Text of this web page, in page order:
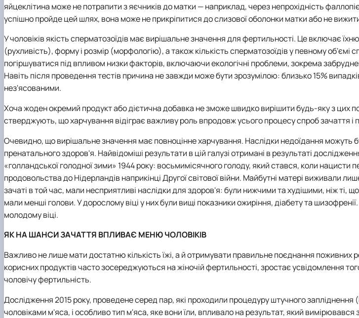
яйцеклітина може не потрапити з яєчників до матки — наприклад, через непрохідність
успішно пройде цей шлях, вона може не прикріпитися до слизової оболонки матки або не
У чоловіків якість сперматозоїдів має вирішальне значення для фертильності. Це включає
(рухливість), форму і розмір (морфологію), а також кількість сперматозоїдів у певному об'ємі
погіршуватися під впливом низки факторів, включаючи екологічні проблеми, зокрема
Навіть після проведення тестів причина не завжди може бути зрозумілою: близько 15%
нез'ясованими.
Хоча жоден окремий продукт або дієтична добавка не зможе швидко вирішити будь-яку з цих
стверджують, що харчування відіграє важливу роль впродовж усього процесу спроб зачаття і
Очевидно, що вирішальне значення має повноцінне харчування. Наслідки недоїдання можуть
пренатального здоров'я. Найвідоміші результати в цій галузі отримані в результаті
«голландської голодної зими» 1944 року: восьмимісячного голоду, який стався, коли нацисти
продовольства до Нідерландів наприкінці Другої світової війни. Майбутні матері виживали
зачаті в той час, мали несприятливі наслідки для здоров'я: були нижчими та худішими, ніж ті,
мали менші голови. У дорослому віці у них були вищі показники ожиріння, діабету та
молодому віці.
ЯК НА ШАНСИ ЗАЧАТТЯ ВПЛИВАЄ МЕНЮ ЧОЛОВІКІВ
Важливо не лише мати достатню кількість їжі, а й отримувати правильне поєднання поживних
корисних продуктів часто зосереджуються на жіночій фертильності, зростає усвідомлення
чоловічу фертильність.
Дослідження 2015 року, проведене серед пар, які проходили процедуру штучного
чоловіками м'яса, і особливо тип м'яса, яке вони їли, впливало на результат, який вимірювався